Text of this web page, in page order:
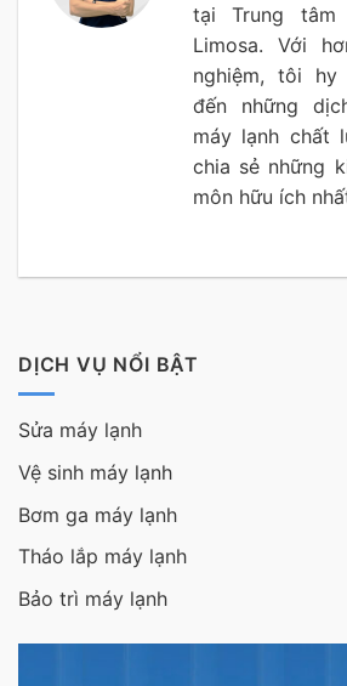
tại Trung tâm
Limosa. Với
nghiệm, tôi
đến những
máy lạnh chất
chia sẻ những
môn hữu ích
DỊCH VỤ NỔI BẬT
Sửa máy lạnh
Vệ sinh máy lạnh
Bơm ga máy lạnh
Tháo lắp máy lạnh
Bảo trì máy lạnh